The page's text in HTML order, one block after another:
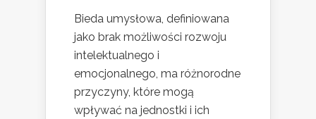
Bieda umysłowa, definiowana
jako brak możliwości rozwoju
intelektualnego i
emocjonalnego, ma różnorodne
przyczyny, które mogą
wpływać na jednostki i ich